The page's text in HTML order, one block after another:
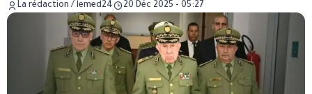
La rédaction / lemed24 20 Déc 2025 - 05:27